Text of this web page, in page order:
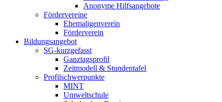
Anonyme Hilfsangebote
Fördervereine
Ehemaligenverein
Förderverein
Bildungsangebot
SG-kurzgefasst
Ganztagsprofil
Zeitmodell & Stundentafel
Profilschwerpunkte
MINT
Umweltschule